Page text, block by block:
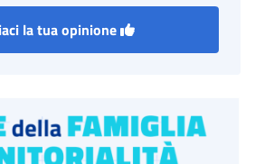
la tua opinione